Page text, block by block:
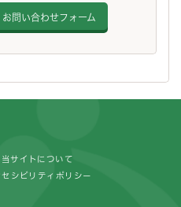
お問い合わせフォーム
当サイトについて
セシビリティポリシー